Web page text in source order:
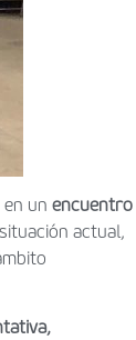
un encuentro
actual,